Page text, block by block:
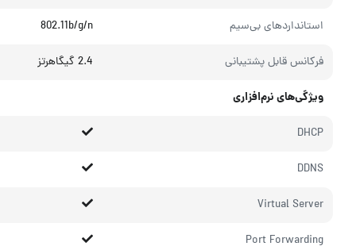
استانداردهای بی‌سیم 802.11b/g/n
فرکانس قابل پشتیبانی 2.4 گیگاهرتز
ویژگی‌های نرم‌افزاری
DHCP
DDNS
Virtual Server
Port Forwarding